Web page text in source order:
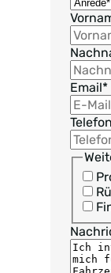
Email*